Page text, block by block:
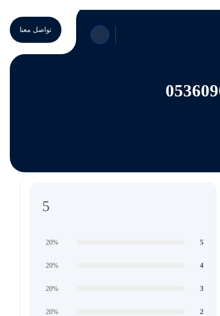
تواصل معنا
5
5
20%
4
20%
3
20%
2
20%